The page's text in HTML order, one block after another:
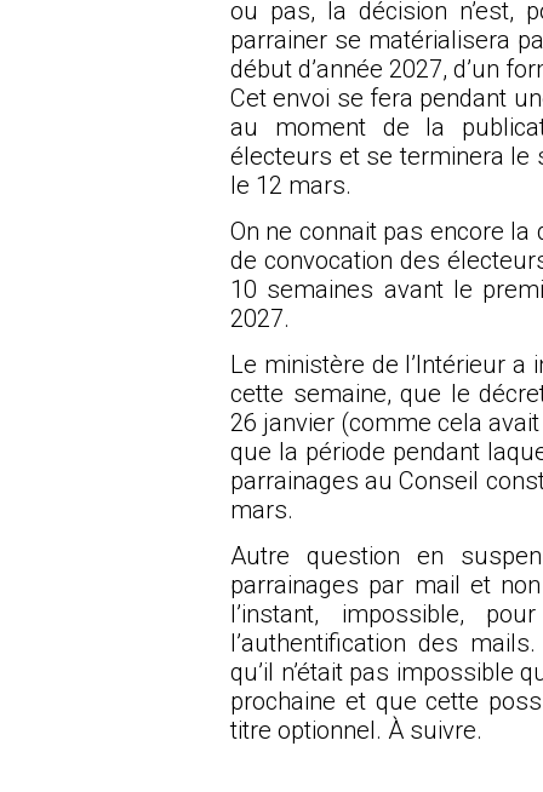
ou pas, la décision n’est,
parrainer se matérialisera
début d’année 2027, d’un
Cet envoi se fera pendant
au moment de la
électeurs et se terminera le
le 12 mars.
On ne connait pas encore
de convocation des
10 semaines avant le
2027.
Le ministère de l’Intérieur
cette semaine, que le
26 janvier (comme cela
que la période pendant
parrainages au Conseil
mars.
Autre question en
parrainages par mail et
l’instant, impossible,
l’authentification des
qu’il n’était pas impossible
prochaine et que cette
titre optionnel. À suivre.